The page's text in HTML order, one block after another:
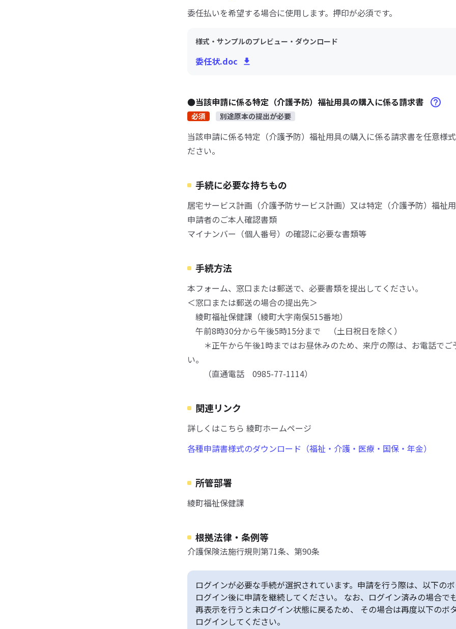
委任払いを希望する場合に使用します。押印が必須です。
様式・サンプルのプレビュー・ダウンロード
委任状.doc
●当該申請に係る特定（介護予防）福祉用具の購入に係る請求書
必須 別途原本の提出が必要
当該申請に係る特定（介護予防）福祉用具の購入に係る請求書を任意様
ださい。
手続に必要な持ちもの
居宅サービス計画（介護予防サービス計画）又は特定（介護予防）福祉
申請者のご本人確認書類
マイナンバー（個人番号）の確認に必要な書類等
手続方法
本フォーム、窓口または郵送で、必要書類を提出してください。
＜窓口または郵送の場合の提出先＞
綾町福祉保健課（綾町大字南俣515番地）
午前8時30分から午後5時15分まで （土日祝日を除く）
＊正午から午後1時まではお昼休みのため、来庁の際は、お電話でご
い。
（直通電話 0985-77-1114）
関連リンク
詳しくはこちら 綾町ホームページ
各種申請書様式のダウンロード（福祉・介護・医療・国保・年金）
所管部署
綾町福祉保健課
根拠法律・条例等
介護保険法施行規則第71条、第90条
ログインが必要な手続が選択されています。申請を行う際は、以下の
ログイン後に申請を継続してください。 なお、ログイン済みの場合で
再表示を行うと未ログイン状態に戻るため、 その場合は再度以下のボ
ログインしてください。